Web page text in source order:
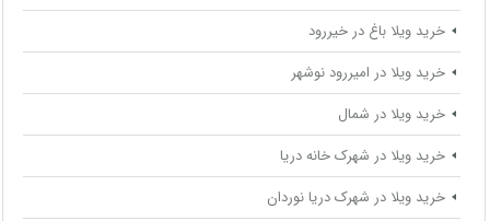
خرید ویلا باغ در خیررود
خرید ویلا در امیررود نوشهر
خرید ویلا در شمال
خرید ویلا در شهرک خانه دریا
خرید ویلا در شهرک دریا نوردان